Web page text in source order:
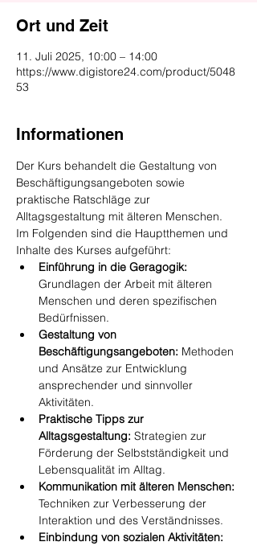
Ort und Zeit
11. Juli 2025, 10:00 – 14:00
https://www.digistore24.com/product/5048
53
Informationen
Der Kurs behandelt die Gestaltung von
Beschäftigungsangeboten sowie
praktische Ratschläge zur
Alltagsgestaltung mit älteren Menschen.
Im Folgenden sind die Hauptthemen und
Inhalte des Kurses aufgeführt:
Einführung in die Geragogik:
Grundlagen der Arbeit mit älteren
Menschen und deren spezifischen
Bedürfnissen.
Gestaltung von
Beschäftigungsangeboten: Methoden
und Ansätze zur Entwicklung
ansprechender und sinnvoller
Aktivitäten.
Praktische Tipps zur
Alltagsgestaltung: Strategien zur
Förderung der Selbstständigkeit und
Lebensqualität im Alltag.
Kommunikation mit älteren Menschen:
Techniken zur Verbesserung der
Interaktion und des Verständnisses.
Einbindung von sozialen Aktivitäten: